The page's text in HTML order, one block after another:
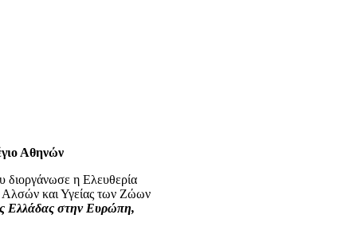
Αθηνών
η Ελευθερία
και Υγείας των Ζώων
Ελλάδας στην Ευρώπη,